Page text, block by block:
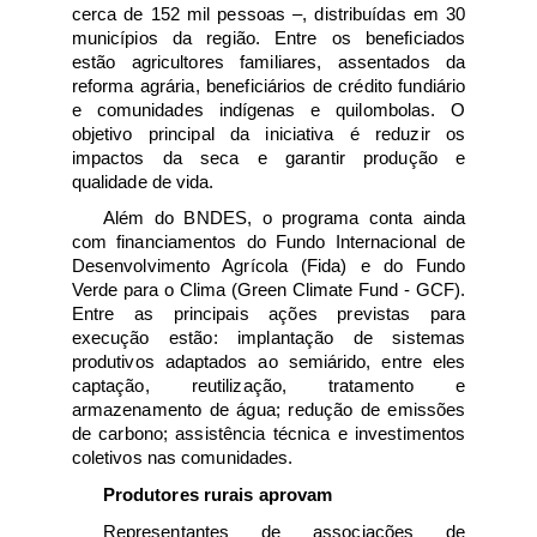
cerca de 152 mil pessoas –, distribuídas em 30
municípios da região. Entre os beneficiados
estão agricultores familiares, assentados da
reforma agrária, beneficiários de crédito fundiário
e comunidades indígenas e quilombolas. O
objetivo principal da iniciativa é reduzir os
impactos da seca e garantir produção e
qualidade de vida.
Além do BNDES, o programa conta ainda
com financiamentos do Fundo Internacional de
Desenvolvimento Agrícola (Fida) e do Fundo
Verde para o Clima (Green Climate Fund - GCF).
Entre as principais ações previstas para
execução estão: implantação de sistemas
produtivos adaptados ao semiárido, entre eles
captação, reutilização, tratamento e
armazenamento de água; redução de emissões
de carbono; assistência técnica e investimentos
coletivos nas comunidades.
Produtores rurais aprovam
Representantes de associações de